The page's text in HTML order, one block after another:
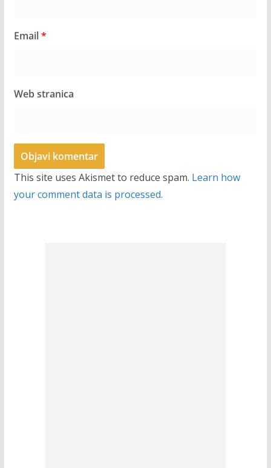
Email*
Web stranica
This site uses Akismet to reduce spam. Learn how
your comment data is processed.